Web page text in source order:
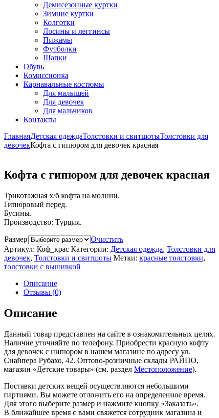
Демисезонные куртки
Зимние куртки
Колготки
Лосины и леггинсы
Пижамы
Футболки
Шапки
Обувь
Комиссионка
Карнавальные костюмы
Для малышей
Для девочек
Для мальчиков
Контакты
ГлавнаяДетская одеждаТолстовки и свитшотыТолстовки для
девочекКофта с гипюром для девочек красная
Кофта с гипюром для девочек красная
Трикотажная х/б кофта на молнии.
Гипюровый перед.
Бусины.
Производство: Турция.
Размер
Очистить
Артикул: Коф_крас Категории: Детская одежда, Толстовки для
девочек, Толстовки и свитшоты Метки: красные толстовки,
толстовки с вышивкой
Описание
Отзывы (0)
Описание
Данный товар представлен на сайте в ознакомительных целях.
Наличие уточняйте по телефону. Приобрести красную кофту
для девочек с нипюром в нашем магазине по адресу ул.
Снайпера Рубахо, 42. Оптово-розничные склады РАЙПО,
магазин «Детские товары» (см. раздел Местоположение).
Поставки детских вещей осуществляются небольшими
партиями. Вы можете отложить его на определенное время.
Для этого выберите размер и нажмите кнопку «Заказать».
В ближайшее время с вами свяжется сотрудник магазина и